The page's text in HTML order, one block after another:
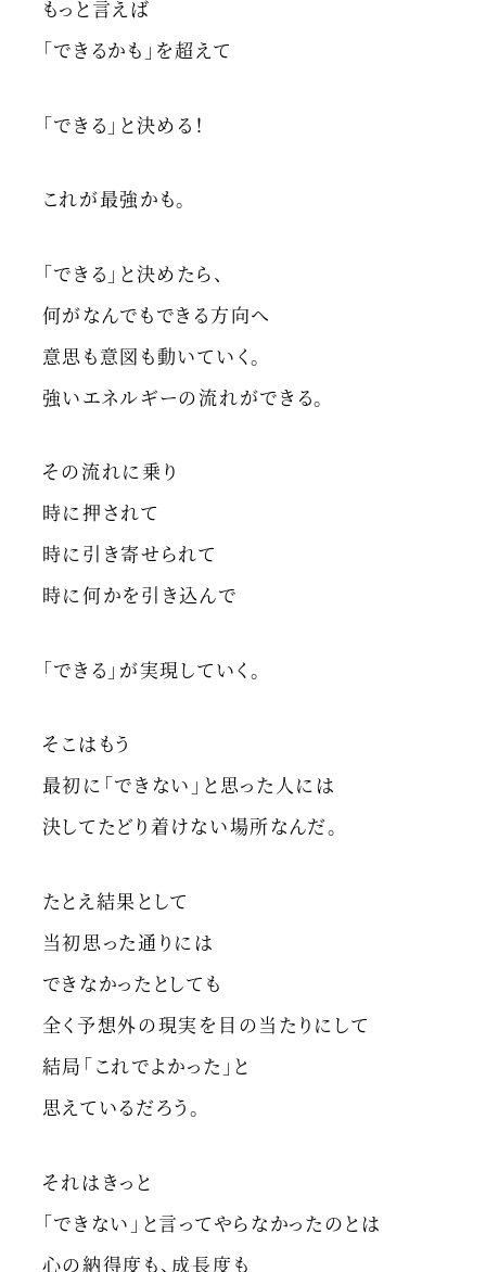
もっと言えば
「できるかも」を超えて
「できる」と決める！
これが最強かも。
「できる」と決めたら、
何がなんでもできる方向へ
意思も意図も動いていく。
強いエネルギーの流れができる。
その流れに乗り
時に押されて
時に引き寄せられて
時に何かを引き込んで
「できる」が実現していく。
そこはもう
最初に「できない」と思った人には
決してたどり着けない場所なんだ。
たとえ結果として
当初思った通りには
できなかったとしても
全く予想外の現実を目の当たりにして
結局「これでよかった」と
思えているだろう。
それはきっと
「できない」と言ってやらなかったのとは
心の納得度も、成長度も